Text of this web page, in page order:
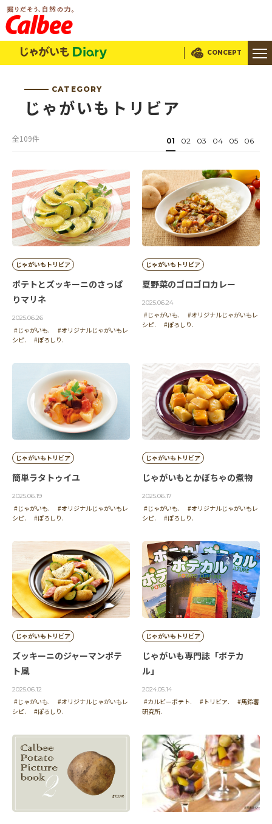
じゃがいもDialy CONCEPT
CATEGORY
じゃがいもトリビア
全109件 01 02 03 04 05 06
じゃがいもトリビア
ポテトとズッキーニのさっぱ
りマリネ
2025.06.26
#じゃがいも.
#オリジナルじゃがいもレ
シピ.
#ぽろしり.
じゃがいもトリビア
夏野菜のゴロゴロカレー
2025.06.24
#じゃがいも.
#オリジナルじゃがいもレ
シピ.
#ぽろしり.
じゃがいもトリビア
簡単ラタトゥイユ
2025.06.19
#じゃがいも.
#オリジナルじゃがいもレ
シピ.
#ぽろしり.
じゃがいもトリビア
じゃがいもとかぼちゃの煮物
2025.06.17
#じゃがいも.
#オリジナルじゃがいもレ
シピ.
#ぽろしり.
じゃがいもトリビア
ズッキーニのジャーマンポテ
ト風
2025.06.12
#じゃがいも.
#オリジナルじゃがいもレ
シピ.
#ぽろしり.
じゃがいもトリビア
じゃがいも専門誌「ポテカ
ル」
2024.05.14
#カルビーポテト. #トリビア.
#馬鈴薯
研究所.